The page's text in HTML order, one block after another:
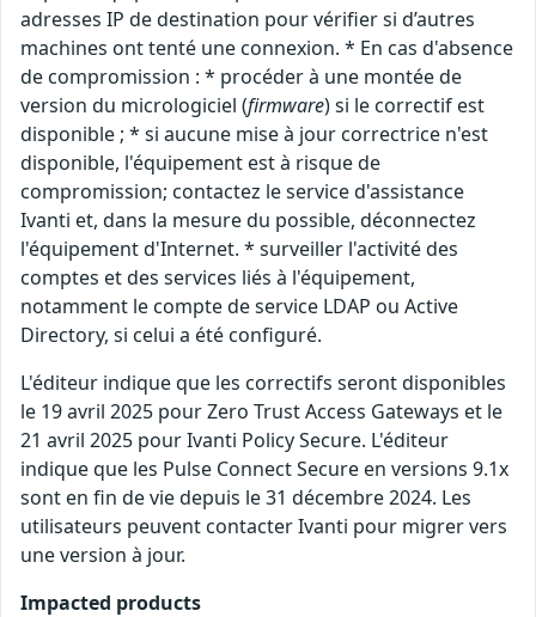
adresses IP de destination pour vérifier si d’autres
machines ont tenté une connexion. * En cas d'absence
de compromission : * procéder à une montée de
version du micrologiciel (firmware) si le correctif est
disponible ; * si aucune mise à jour correctrice n'est
disponible, l'équipement est à risque de
compromission; contactez le service d'assistance
Ivanti et, dans la mesure du possible, déconnectez
l'équipement d'Internet. * surveiller l'activité des
comptes et des services liés à l'équipement,
notamment le compte de service LDAP ou Active
Directory, si celui a été configuré.
L'éditeur indique que les correctifs seront disponibles
le 19 avril 2025 pour Zero Trust Access Gateways et le
21 avril 2025 pour Ivanti Policy Secure. L'éditeur
indique que les Pulse Connect Secure en versions 9.1x
sont en fin de vie depuis le 31 décembre 2024. Les
utilisateurs peuvent contacter Ivanti pour migrer vers
une version à jour.
Impacted products